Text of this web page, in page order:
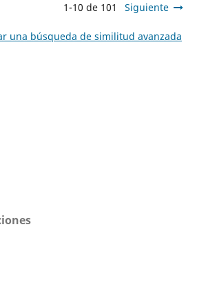
1-10 de 101 Siguiente
una búsqueda de similitud avanzada